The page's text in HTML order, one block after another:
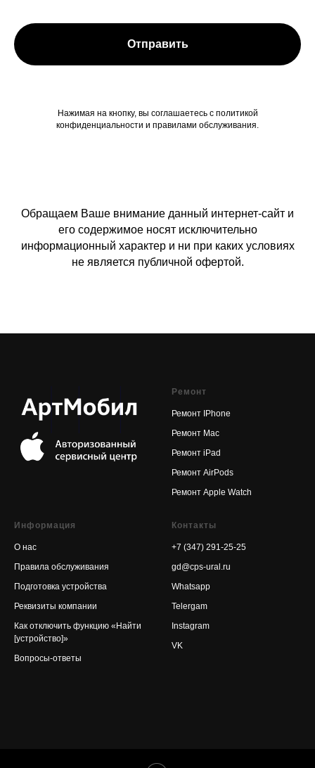
Отправить
Нажимая на кнопку, вы соглашаетесь c политикой
конфиденциальности и правилами обслуживания.
Обращаем Ваше внимание данный интернет-сайт и
его содержимое носят исключительно
информационный характер и ни при каких условиях
не является публичной офертой.
Ремонт
Ремонт IPhone
Ремонт Mac
Ремонт iPad
Ремонт AirPods
Ремонт Apple Watch
Информация
О нас
Правила обслуживания
Подготовка устройства
Реквизиты компании
Как отключить функцию «Найти
[устройство]»
Вопросы-ответы
Контакты
+7 (347) 291-25-25
gd@cps-ural.ru
Whatsapp
Telergam
Instagram
VK